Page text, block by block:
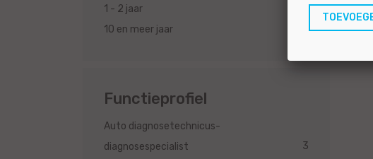
1 - 2 jaar
10 en meer jaar
Functieprofiel
Auto diagnosetechnicus-
diagnosespecialist
3